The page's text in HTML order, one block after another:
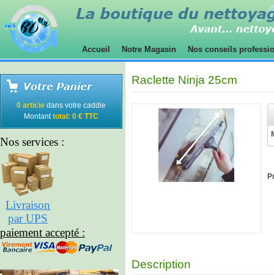
Accueil Notre Magasin Nos conseils
0 article dans votre caddie
Montanttotal: 0 € TTC
Nos services :
Livraison
par UPS
paiement accepté :
Raclette Ninja 25cm
Description